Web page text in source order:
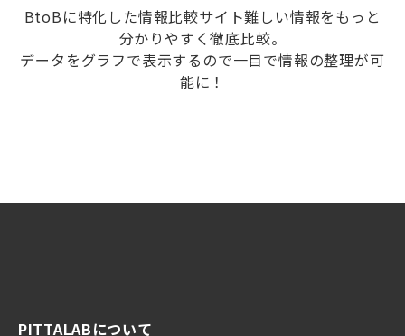
BtoBに特化した情報比較サイト難しい情報をもっと
分かりやすく徹底比較。
データをグラフで表示するので一目で情報の整理が可
能に！
PITTALABについて